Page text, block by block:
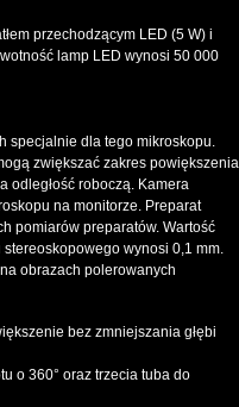
przechodzącym LED (5 W) i
lamp LED wynosi 50 000
specjalnie dla tego mikroskopu.
zwiększać zakres powiększenia
odległość roboczą. Kamera
na monitorze. Preparat
pomiarów preparatów. Wartość
wynosi 0,1 mm.
obrazach polerowanych
bez zmniejszania głębi
o 360° oraz trzecia tuba do